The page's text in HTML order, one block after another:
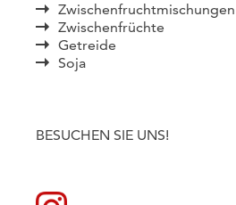
Zwischenfruchtmischungen
Zwischenfrüchte
Getreide
Soja
BESUCHEN SIE UNS!